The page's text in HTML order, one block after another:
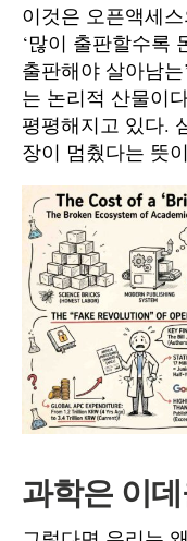
이것은 오픈액세
‘많이 출판할수록
출판해야 살아남
는 논리적 산물이
평평해지고 있다.
장이 멈췄다는 뜻
과학은 이